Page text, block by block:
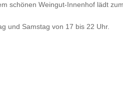
schönen Weingut-Innenhof lädt
und Samstag von 17 bis 22 Uhr.